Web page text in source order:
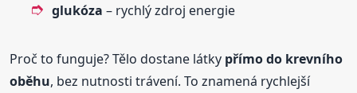
glukóza – rychlý zdroj energie
Proč to funguje? Tělo dostane látky přímo do krevního
oběhu, bez nutnosti trávení. To znamená rychlejší